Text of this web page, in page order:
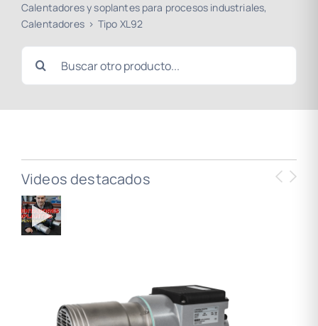
Calentadores y soplantes para procesos industriales
Calentadores
Tipo XL92
Buscar:
Videos destacados